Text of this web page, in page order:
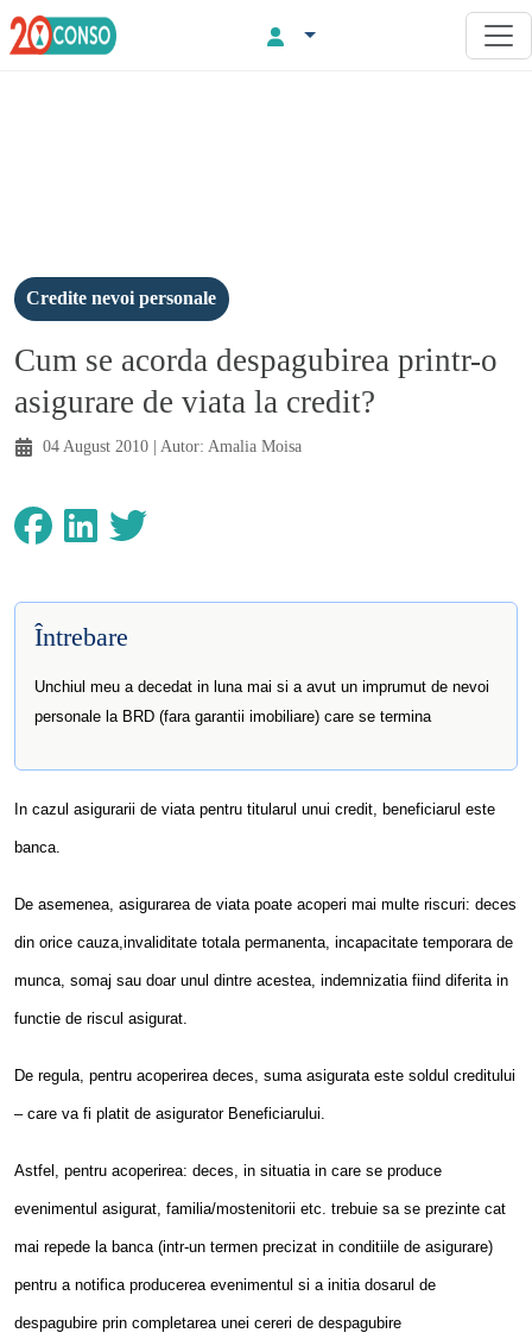
Credite nevoi personale
Cum se acorda despagubirea printr-o
asigurare de viata la credit?
04 August 2010 | Autor: Amalia Moisa
Întrebare
Unchiul meu a decedat in luna mai si a avut un imprumut de nevoi
personale la BRD (fara garantii imobiliare) care se termina
In cazul asigurarii de viata pentru titularul unui credit, beneficiarul este
banca.
De asemenea, asigurarea de viata poate acoperi mai multe riscuri: deces
din orice cauza,invaliditate totala permanenta, incapacitate temporara de
munca, somaj sau doar unul dintre acestea, indemnizatia fiind diferita in
functie de riscul asigurat.
De regula, pentru acoperirea deces, suma asigurata este soldul creditului
– care va fi platit de asigurator Beneficiarului.
Astfel, pentru acoperirea: deces, in situatia in care se produce
evenimentul asigurat, familia/mostenitorii etc. trebuie sa se prezinte cat
mai repede la banca (intr-un termen precizat in conditiile de asigurare)
pentru a notifica producerea evenimentul si a initia dosarul de
despagubire prin completarea unei cereri de despagubire